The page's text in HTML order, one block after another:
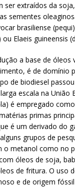
ser extraídos da
sementes
brasiliense
Elaeis guineensis
a base de óleos
é de domínio
de biodiesel
escala na União
é empregado
primas
é um derivado do
grupos de
o metanol como no
óleos de soja,
de fritura. O uso
e de origem